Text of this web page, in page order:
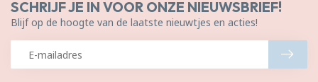
SCHRIJF JE IN VOOR ONZE NIEUWSBRIEF!
Blijf op de hoogte van de laatste nieuwtjes en acties!